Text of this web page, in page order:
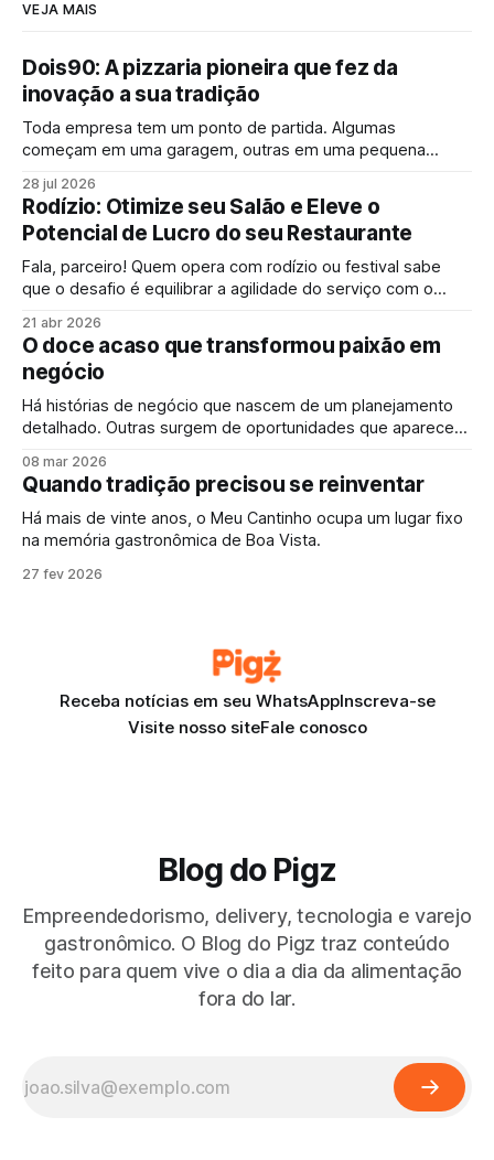
VEJA MAIS
Dois90: A pizzaria pioneira que fez da
inovação a sua tradição
Toda empresa tem um ponto de partida. Algumas
começam em uma garagem, outras em uma pequena
28 jul 2026
Rodízio: Otimize seu Salão e Eleve o
Potencial de Lucro do seu Restaurante
Fala, parceiro! Quem opera com rodízio ou festival sabe
que o desafio é equilibrar a agilidade do serviço com o
tecnologia de autoatendimento pode ser o diferencial para
o seu faturamento decolar? Observando os indicadores do
mercado de alimentação,
21 abr 2026
O doce acaso que transformou paixão em
negócio
Há histórias de negócio que nascem de um planejamento
detalhado. Outras surgem de oportunidades que aparecem
quase por acaso com uma ideia simples, uma receita
improvisada e a curiosidade de testar algo novo.
08 mar 2026
Quando tradição precisou se reinventar
Há mais de vinte anos, o Meu Cantinho ocupa um lugar fixo
na memória gastronômica de Boa Vista.
27 fev 2026
Receba notícias em seu WhatsAppInscreva-se
Visite nosso siteFale conosco
Blog do Pigz
Empreendedorismo, delivery, tecnologia e varejo
gastronômico. O Blog do Pigz traz conteúdo
feito para quem vive o dia a dia da alimentação
fora do lar.